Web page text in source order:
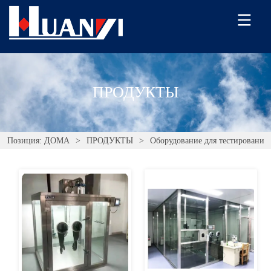
ПРОДУКТЫ
Позиция: ДОМА > ПРОДУКТЫ > Оборудование для